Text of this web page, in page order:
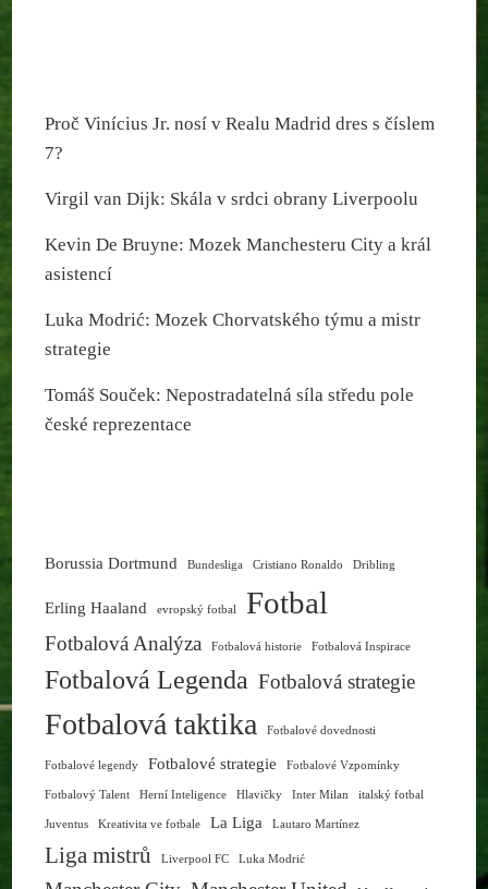
Proč Vinícius Jr. nosí v Realu Madrid dres s číslem
7?
Virgil van Dijk: Skála v srdci obrany Liverpoolu
Kevin De Bruyne: Mozek Manchesteru City a král
asistencí
Luka Modrić: Mozek Chorvatského týmu a mistr
strategie
Tomáš Souček: Nepostradatelná síla středu pole
české reprezentace
Borussia Dortmund Bundesliga Cristiano Ronaldo Dribling
Erling Haaland evropský fotbal Fotbal
Fotbalová Analýza Fotbalová historie Fotbalová Inspirace
Fotbalová Legenda Fotbalová strategie
Fotbalová taktika Fotbalové dovednosti
Fotbalové legendy Fotbalové strategie Fotbalové Vzpomínky
Fotbalový Talent Herní Inteligence Hlavičky Inter Milan italský fotbal
Juventus Kreativita ve fotbale La Liga Lautaro Martínez
Liga mistrů Liverpool FC Luka Modrić